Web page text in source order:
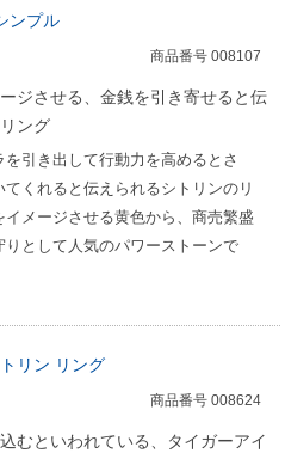
ンプル
商品番号 008107
ジさせる、金銭を引き寄せると伝
ング
引き出して行動力を高めるとさ
くれると伝えられるシトリンのリ
イメージさせる黄色から、商売繁盛
りとして人気のパワーストーンで
リン リング
商品番号 008624
むといわれている、タイガーアイ